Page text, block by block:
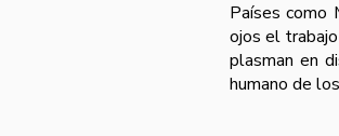
Paí­ses como
ojos el
plasman en
humano de